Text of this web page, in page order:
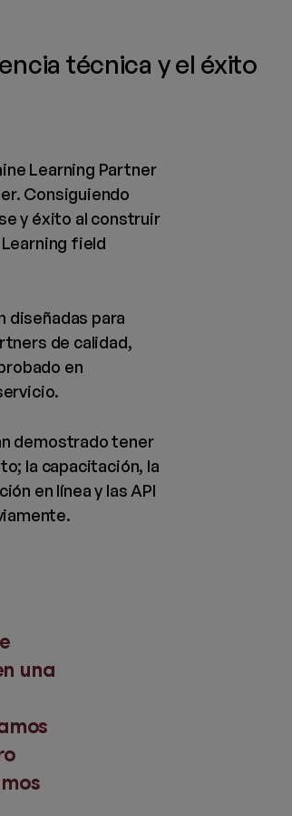
técnica y el éxito
Learning Partner
Consiguiendo
y éxito al construir
field
diseñadas para
de calidad,
en
demostrado tener
la capacitación, la
en línea y las API
una